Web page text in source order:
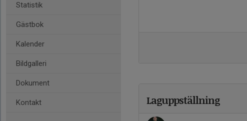
Statistik
Gästbok
Kalender
Bildgalleri
Dokument
Kontakt Laguppställning